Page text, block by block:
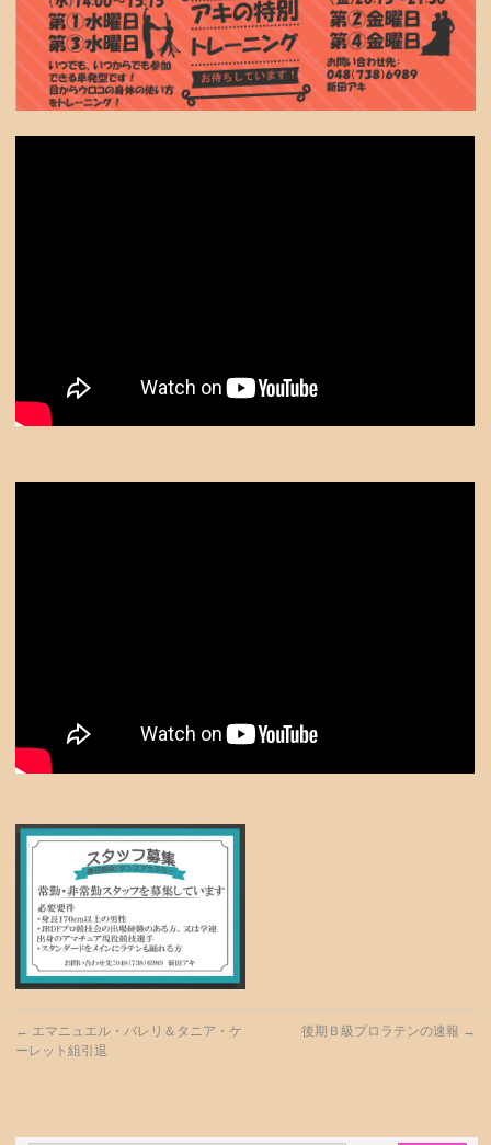
← エマニュエル・バレリ＆タニア・ケ
ーレット組引退
後期Ｂ級プロラテンの速報 →